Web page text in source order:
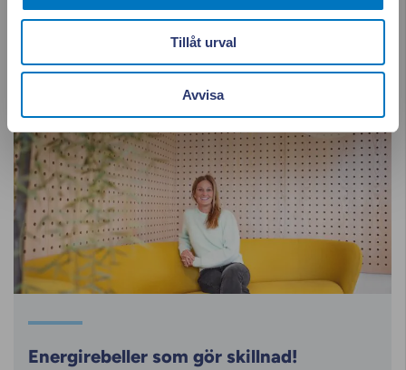
Tillåt urval
Avvisa
energianvändning och fakturor.
Energirebeller som gör skillnad!